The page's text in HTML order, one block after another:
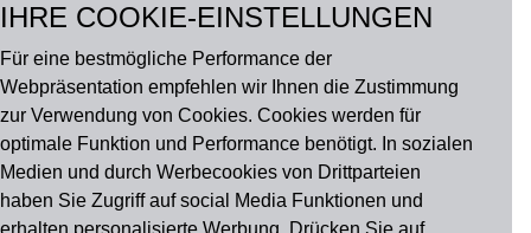
IHRE COOKIE-EINSTELLUNGEN
Für eine bestmögliche Performance der
Webpräsentation empfehlen wir Ihnen die Zustimmung
zur Verwendung von Cookies. Cookies werden für
optimale Funktion und Performance benötigt. In sozialen
Medien und durch Werbecookies von Drittparteien
haben Sie Zugriff auf social Media Funktionen und